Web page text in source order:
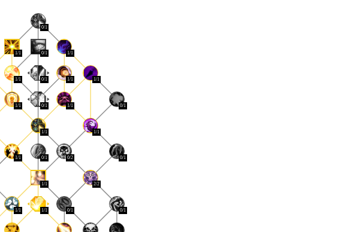
0/1
1/1 0/1 1/1
1/1 0/1 1/1 1/1
1/1 0/1 1/1 0/1
1/1 1/1
1/1 0/1 0/2 0/1
1/1 2/2
1/1 1/1 0/1 0/1